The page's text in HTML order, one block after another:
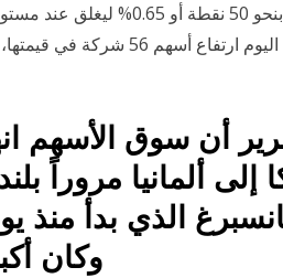
أن سوق الأسهم
إلى ألمانيا مروراً
وكان